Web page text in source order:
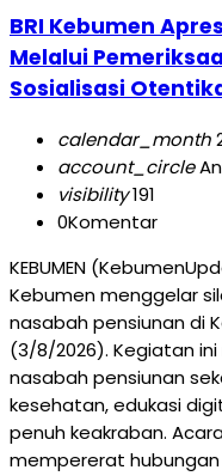
BRI Kebumen
Melalui
Sosialisasi
calendar_month
account_circle
visibility191
0Komentar
KEBUMEN
Kebumen menggelar
nasabah pensiunan di
(3/8/2026). Kegiatan
nasabah pensiunan
kesehatan, edukasi
penuh keakraban.
mempererat